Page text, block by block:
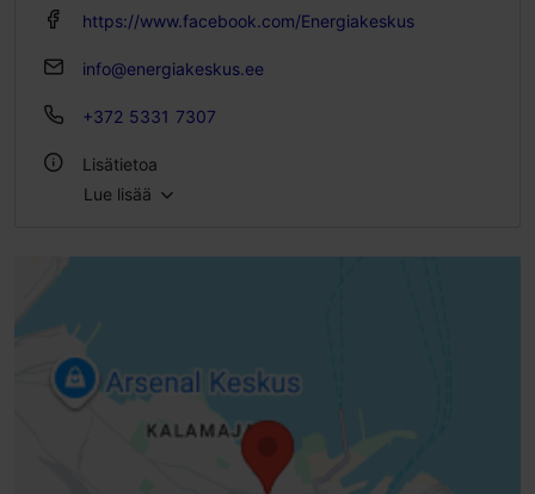
https://www.facebook.com/Energiakeskus
info@energiakeskus.ee
+372 5331 7307
Lisätietoa
Lue lisää